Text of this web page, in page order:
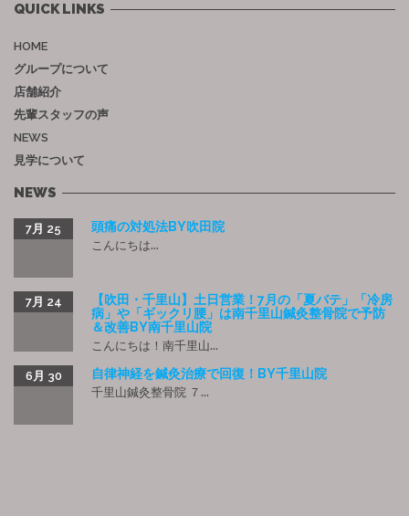
QUICK LINKS
HOME
グループについて
店舗紹介
先輩スタッフの声
NEWS
見学について
NEWS
頭痛の対処法BY吹田院
7月 25
こんにちは...
【吹田・千里山】土日営業！7月の「夏バテ」「冷房
病」や「ギックリ腰」は南千里山鍼灸整骨院で予防
＆改善BY南千里山院
7月 24
こんにちは！南千里山...
自律神経を鍼灸治療で回復！BY千里山院
6月 30
千里山鍼灸整骨院 ７...